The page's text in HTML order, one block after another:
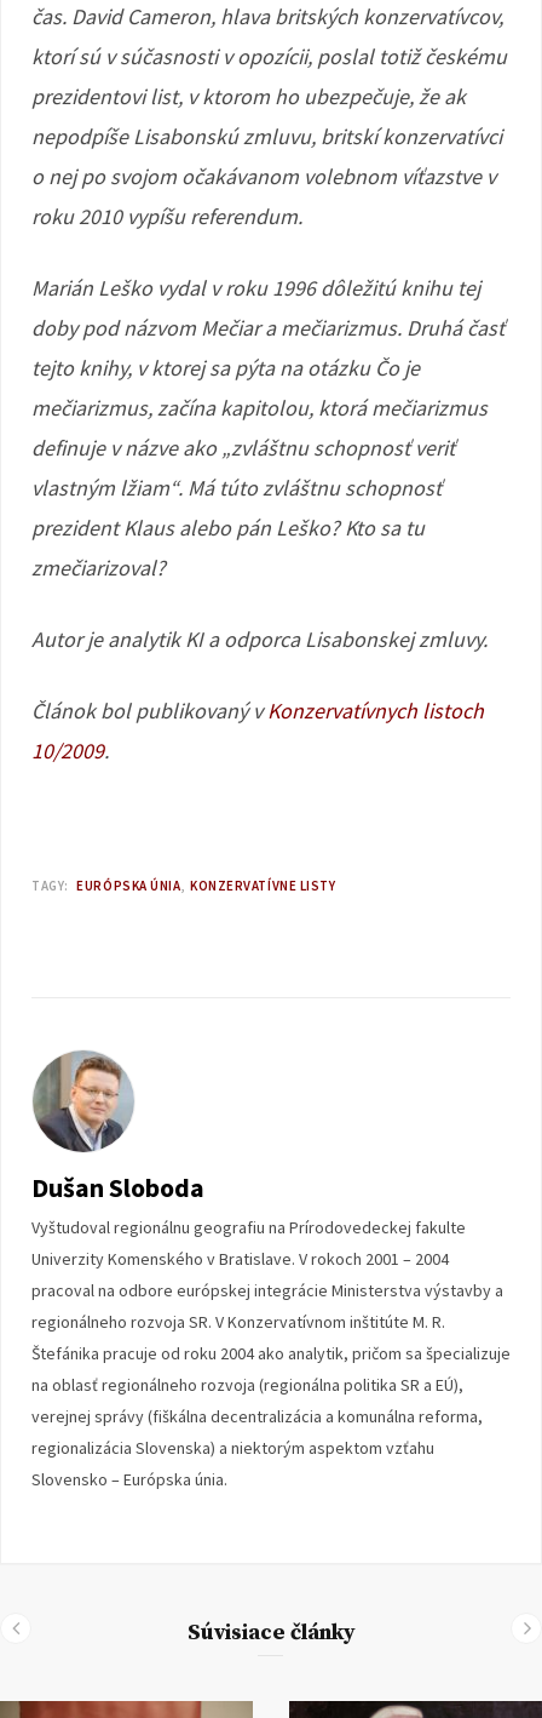
čas. David Cameron, hlava britských konzervatívcov,
ktorí sú v súčasnosti v opozícii, poslal totiž českému
prezidentovi list, v ktorom ho ubezpečuje, že ak
nepodpíše Lisabonskú zmluvu, britskí konzervatívci
o nej po svojom očakávanom volebnom víťazstve v
roku 2010 vypíšu referendum.
Marián Leško vydal v roku 1996 dôležitú knihu tej
doby pod názvom Mečiar a mečiarizmus. Druhá časť
tejto knihy, v ktorej sa pýta na otázku Čo je
mečiarizmus, začína kapitolou, ktorá mečiarizmus
definuje v názve ako „zvláštnu schopnosť veriť
vlastným lžiam“. Má túto zvláštnu schopnosť
prezident Klaus alebo pán Leško? Kto sa tu
zmečiarizoval?
Autor je analytik KI a odporca Lisabonskej zmluvy.
Článok bol publikovaný vKonzervatívnych listoch
10/2009.
TAGY: EURÓPSKA ÚNIA KONZERVATÍVNE LISTY
Dušan Sloboda
Vyštudoval regionálnu geografiu na Prírodovedeckej fakulte
Univerzity Komenského v Bratislave. V rokoch 2001 – 2004
pracoval na odbore európskej integrácie Ministerstva výstavby a
regionálneho rozvoja SR. V Konzervatívnom inštitúte M. R.
Štefánika pracuje od roku 2004 ako analytik, pričom sa špecializuje
na oblasť regionálneho rozvoja (regionálna politika SR a EÚ),
verejnej správy (fiškálna decentralizácia a komunálna reforma,
regionalizácia Slovenska) a niektorým aspektom vzťahu
Slovensko – Európska únia.
Súvisiace články